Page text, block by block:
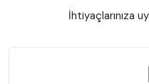
İhtiyaçlarınıza